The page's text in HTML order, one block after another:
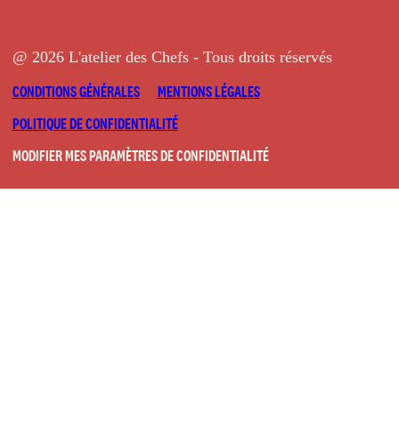
@ 2026 L'atelier des Chefs - Tous droits réservés
CONDITIONS GÉNÉRALES
MENTIONS LÉGALES
POLITIQUE DE CONFIDENTIALITÉ
MODIFIER MES PARAMÈTRES DE CONFIDENTIALITÉ